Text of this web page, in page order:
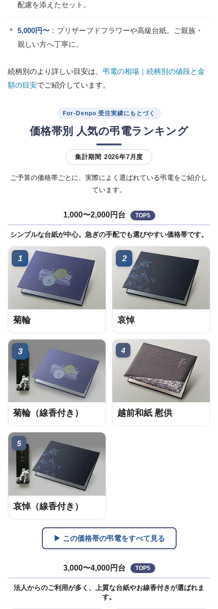
配慮を添えたセット。
5,000円〜 ：プリザーブドフラワーや高級台紙。ご親族・
親しい方へ丁寧に。
続柄別のより詳しい目安は、 弔電の相場｜続柄別の値段と金
額の目安でご紹介しています。
For-Denpo 受注実績にもとづく
価格帯別 人気の弔電ランキング
集計期間 2026年7月度
ご予算の価格帯ごとに、実際によく選ばれている弔電をご紹介し
ています。
1,000〜2,000円台 TOP5
シンプルな台紙が中心。急ぎの手配でも選びやすい価格帯です。
1
菊輪
2
哀悼
3
菊輪（線香付き）
4
越前和紙 慰供
5
哀悼（線香付き）
▶ この価格帯の弔電をすべて見る
3,000〜4,000円台 TOP5
法人からのご利用が多く、上質な台紙やお線香付きが選ばれま
す。